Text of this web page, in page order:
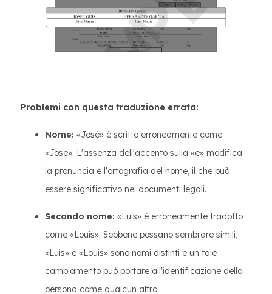
Problemi con questa traduzione errata:
Nome: «José» è scritto erroneamente come
«Jose». L'assenza dell'accento sulla «e» modifica
la pronuncia e l'ortografia del nome, il che può
essere significativo nei documenti legali.
Secondo nome: «Luis» è erroneamente tradotto
come «Louis». Sebbene possano sembrare simili,
«Luis» e «Louis» sono nomi distinti e un tale
cambiamento può portare all'identificazione della
persona come qualcun altro.